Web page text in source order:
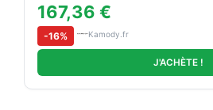
167,36 €
-16% Kamody.fr
J'ACHÈTE !